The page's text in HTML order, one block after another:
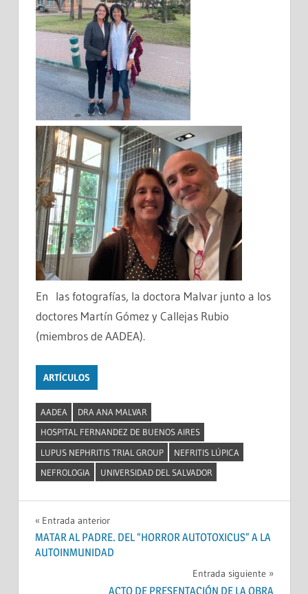
En las fotografías, la doctora Malvar junto a los
doctores Martín Gómez y Callejas Rubio
(miembros de AADEA).
ARTÍCULOS
AADEA
DRA ANA MALVAR
HOSPITAL FERNANDEZ DE BUENOS AIRES
LUPUS NEPHRITIS TRIAL GROUP
NEFRITIS LÚPICA
NEFROLOGIA
UNIVERSIDAD DEL SALVADOR
Navegación
de
Entrada anterior
MATAR AL PADRE. DEL “HORROR AUTOTOXICUS” A LA
AUTOINMUNIDAD
Entrada siguiente
ACTO DE PRESENTACIÓN DE LA OBRA